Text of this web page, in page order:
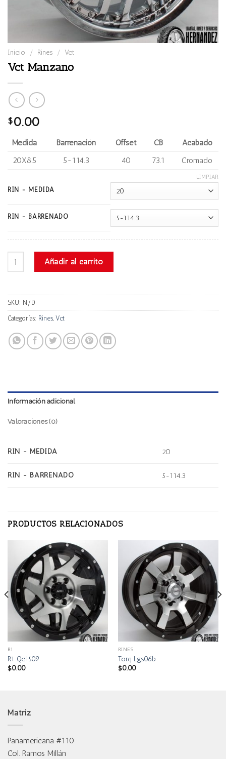
Inicio / Rines / Vct
Vct Manzano
$0.00
Medida Barrenación Offset CB
Acabado
20X8.5
5-114.3 40 73.1 Cromado
RIN - MEDIDA
RIN - BARRENADO
LIMPIAR
Vct Manzano cantidad
Añadir al carrito
SKU: N/D
Categorías: Rines, Vct
Información adicional
Valoraciones (0)
RIN - MEDIDA 20
RIN - BARRENADO 5-114.3
PRODUCTOS RELACIONADOS
R1
R1 Qc1509
$0.00
RINES
Torq Lgs06b
$0.00
Matriz
Panamericana #110
Col. Ramos Millán